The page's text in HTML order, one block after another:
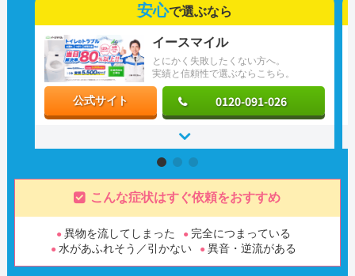
安心で選ぶなら
とにかく失敗したくない方へ。
実績と信頼性で選ぶならこちら。
イースマイル
公式サイト 0120-091-026
こんな症状はすぐ依頼をおすすめ
異物を流してしまった
完全につまっている
水があふれそう／引かない
異音・逆流がある